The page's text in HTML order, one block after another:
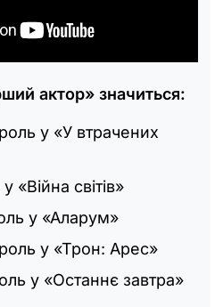
актор» значиться:
у «У втрачених
світів»
у «Аларум»
у «Трон: Арес»
у «Останнє завтра»